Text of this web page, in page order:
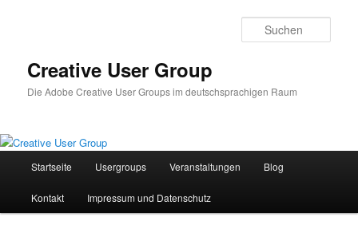
Creative User Group
Die Adobe Creative User Groups im deutschsprachigen Raum
Startseite Usergroups Veranstaltungen Blog
Kontakt Impressum und Datenschutz